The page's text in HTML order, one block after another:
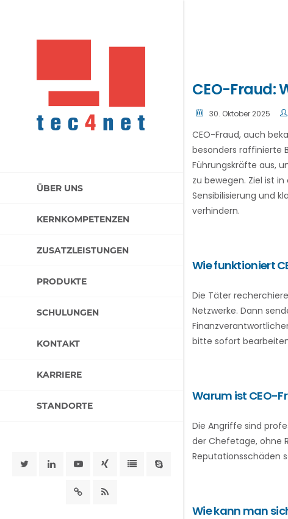
ÜBER UNS
KERNKOMPETENZEN
ZUSATZLEISTUNGEN
PRODUKTE
SCHULUNGEN
KONTAKT
KARRIERE
STANDORTE
CEO-Fraud:
30. Oktober 2025
CEO-Fraud, auch
besonders raffinierte
Führungskräfte aus,
zu bewegen. Ziel ist
Sensibilisierung und
verhindern.
Wie funktioniert
Die Täter
Netzwerke. Dann
bitte sofort
Warum ist CEO-
Die Angriffe sind
der Chefetage, ohne
Reputationsschäden
Wie kann man